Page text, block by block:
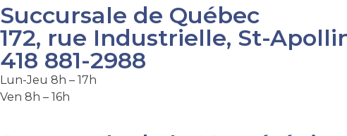
Succursale de Québec
172, rue Industrielle, St-
418 881-2988
Lun-Jeu 8h – 17h
Ven 8h – 16h